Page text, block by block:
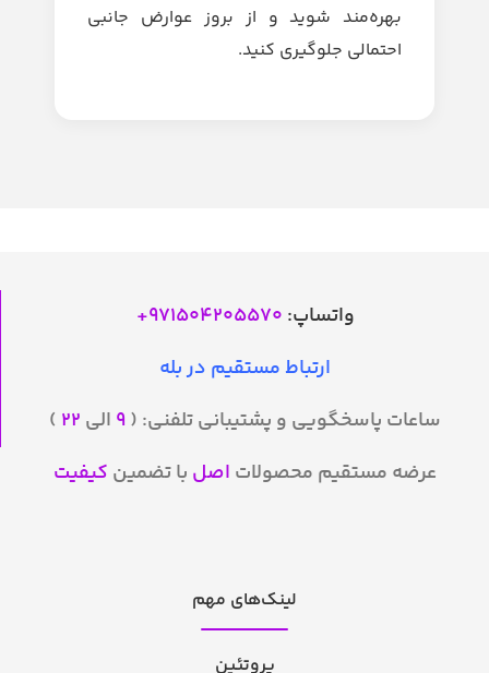
بهره‌مند شوید و از بروز عوارض جانبی
احتمالی جلوگیری کنید.‌
واتساپ: 971504205570
+
ارتباط مستقیم در بله
ساعات پاسخگویی و پشتیبانی تلفنی: ( ۹ الی ۲۲ )
عرضه مستقیم محصولات اصل با تضمین کیفیت
لینک‌های مهم
پروتئین